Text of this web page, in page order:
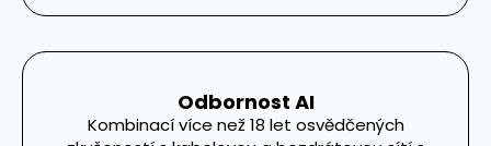
Odbornost AI
Kombinací více než 18 let osvědčených